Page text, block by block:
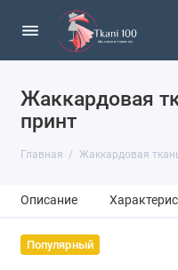
Жаккардовая
принт
Главная Жаккардовая
Описание
Популярный